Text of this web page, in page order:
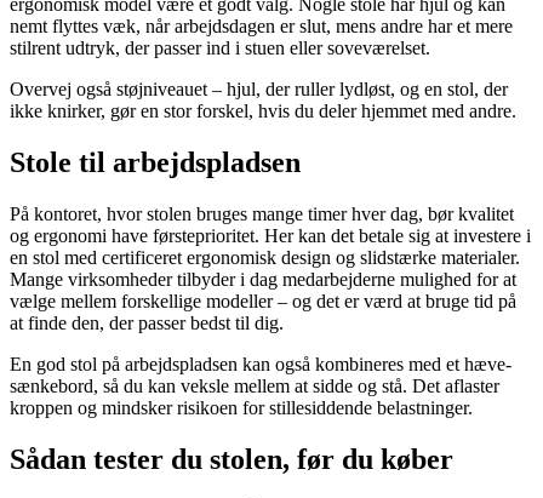
ergonomisk model være et godt valg. Nogle stole har hjul og kan
nemt flyttes væk, når arbejdsdagen er slut, mens andre har et mere
stilrent udtryk, der passer ind i stuen eller soveværelset.
Overvej også støjniveauet – hjul, der ruller lydløst, og en stol, der
ikke knirker, gør en stor forskel, hvis du deler hjemmet med andre.
Stole til arbejdspladsen
På kontoret, hvor stolen bruges mange timer hver dag, bør kvalitet
og ergonomi have førsteprioritet. Her kan det betale sig at investere i
en stol med certificeret ergonomisk design og slidstærke materialer.
Mange virksomheder tilbyder i dag medarbejderne mulighed for at
vælge mellem forskellige modeller – og det er værd at bruge tid på
at finde den, der passer bedst til dig.
En god stol på arbejdspladsen kan også kombineres med et hæve-
sænkebord, så du kan veksle mellem at sidde og stå. Det aflaster
kroppen og mindsker risikoen for stillesiddende belastninger.
Sådan tester du stolen, før du køber